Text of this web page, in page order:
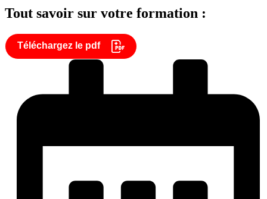
Tout savoir sur votre formation :
Téléchargez le pdf